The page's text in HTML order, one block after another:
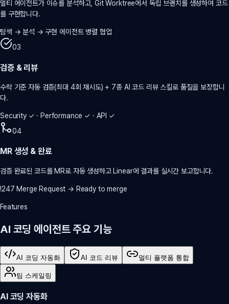
멀티 에이전트가 이슈를 분석하고, Git Worktree에서 독립 브랜치를 생성하여 코드
를 구현합니다.
탐색 → 분석 → 구현 에이전트 병렬 협업
03
검증 & 리뷰
수락 기준 자동 검증(최대 4회 재시도) + 7종 AI 코드 리뷰 스킬로 품질을 보장합니
다.
Security ✓ · Performance ✓ · API ✓
04
MR 생성 & 완료
검증 완료된 코드를 MR로 자동 생성하고 Linear에 결과를 실시간 보고합니다.
!247 Merge Request → Ready to merge
Features
AI 코딩 에이전트 주요 기능
AI 코딩 자동화 AI 코드 리뷰 멀티 플랫폼 통합
팀 스케일링
AI 코딩 자동화